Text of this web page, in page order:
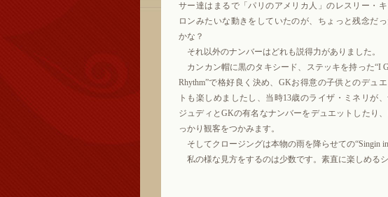
サー達はまるで「パリのアメリカ人」のレスリー・キ
ロンみたいな動きをしていたのが、ちょっと残念だっ
かな？
それ以外のナンバーはどれも説得力がありました。
カンカン帽に黒のタキシード、ステッキを持った“I
Rhythm”で格好良く決め、GKお得意の子供とのデュエ
トも楽しめましたし、当時13歳のライザ・ミネリが
ジュディとGKの有名なナンバーをデュエットしたり、
っかり観客をつかみます。
そしてクロージングは本物の雨を降らせての“Singin in
私の様な見方をするのは少数です。素直に楽しめる